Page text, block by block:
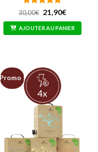
Note 4.76
30,00€ Le
prix
initial
était :
21,90€Le
actuel
est :
AJOUTER AU PANIER
Promo !